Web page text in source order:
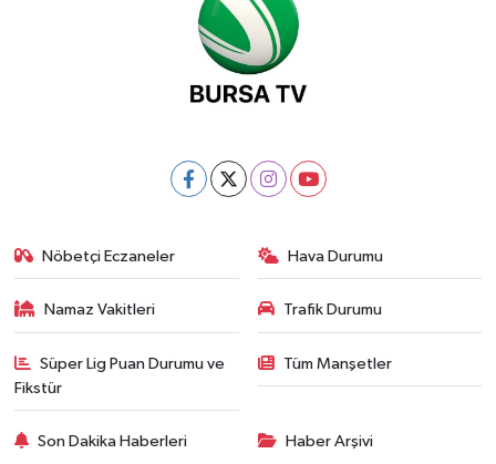
Nöbetçi Eczaneler Hava Durumu
Namaz Vakitleri Trafik Durumu
Süper Lig Puan Durumu ve
Fikstür
Tüm Manşetler
Son Dakika Haberleri Haber Arşivi